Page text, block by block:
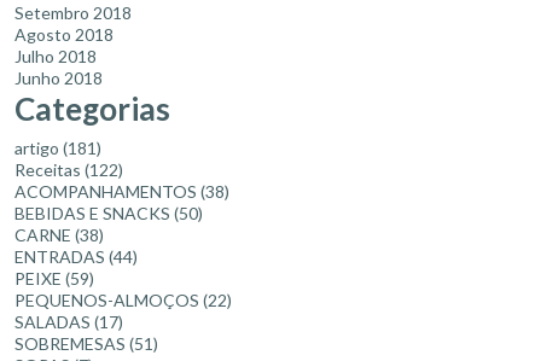
Setembro 2018
Agosto 2018
Julho 2018
Junho 2018
Categorias
artigo (181)
Receitas (122)
ACOMPANHAMENTOS (38)
BEBIDAS E SNACKS (50)
CARNE (38)
ENTRADAS (44)
PEIXE (59)
PEQUENOS-ALMOÇOS (22)
SALADAS (17)
SOBREMESAS (51)